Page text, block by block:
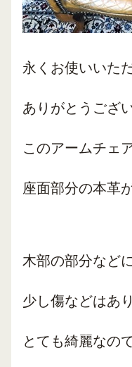
永くお使いいた
ありがとうござ
このアームチェ
座面部分の本革
木部の部分など
少し傷などはあ
とても綺麗なの